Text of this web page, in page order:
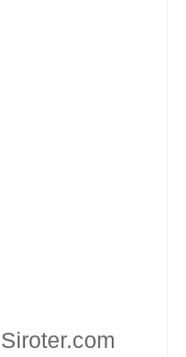
Siroter.com